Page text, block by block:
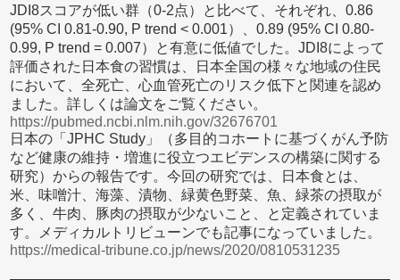
JDI8スコアが低い群（0-2点）と比べて、それぞれ、0.86
(95% CI 0.81-0.90, P trend < 0.001）、0.89 (95% CI 0.80-
0.99, P trend = 0.007）と有意に低値でした。JDI8によって
評価された日本食の習慣は、日本全国の様々な地域の住民
において、全死亡、心血管死亡のリスク低下と関連を認め
ました。詳しくは論文をご覧ください。
https://pubmed.ncbi.nlm.nih.gov/32676701
日本の「JPHC Study」（多目的コホートに基づくがん予防
など健康の維持・増進に役立つエビデンスの構築に関する
研究）からの報告です。今回の研究では、日本食とは、
米、味噌汁、海藻、漬物、緑黄色野菜、魚、緑茶の摂取が
多く、牛肉、豚肉の摂取が少ないこと、と定義されていま
す。メディカルトリビューンでも記事になっていました。
https://medical-tribune.co.jp/news/2020/0810531235